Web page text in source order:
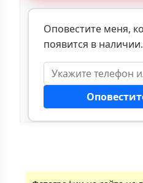
Оповестите меня,
появится в наличии.